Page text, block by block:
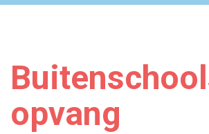
Onderwijs
Ouders in onderwijs
Opvang
opvang